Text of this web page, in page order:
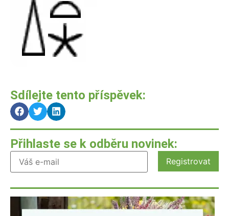
Sdílejte tento příspěvek:
Přihlaste se k odběru novinek: